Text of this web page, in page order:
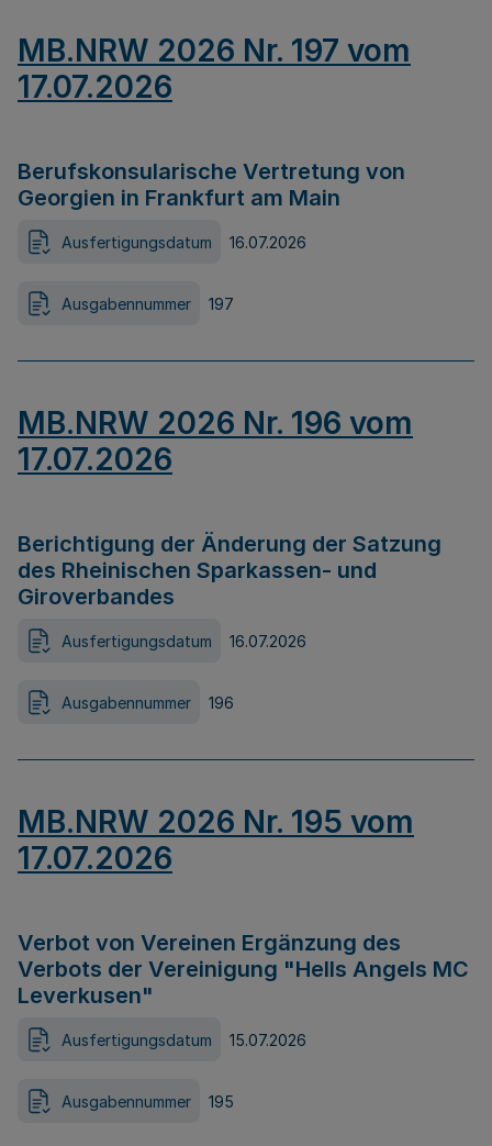
MB.NRW 2026 Nr. 197 vom
17.07.2026
Berufskonsularische Vertretung von
Georgien in Frankfurt am Main
Ausfertigungsdatum 16.07.2026
Ausgabennummer 197
MB.NRW 2026 Nr. 196 vom
17.07.2026
Berichtigung der Änderung der Satzung
des Rheinischen Sparkassen- und
Giroverbandes
Ausfertigungsdatum 16.07.2026
Ausgabennummer 196
MB.NRW 2026 Nr. 195 vom
17.07.2026
Verbot von Vereinen Ergänzung des
Verbots der Vereinigung "Hells Angels MC
Leverkusen"
Ausfertigungsdatum 15.07.2026
Ausgabennummer 195